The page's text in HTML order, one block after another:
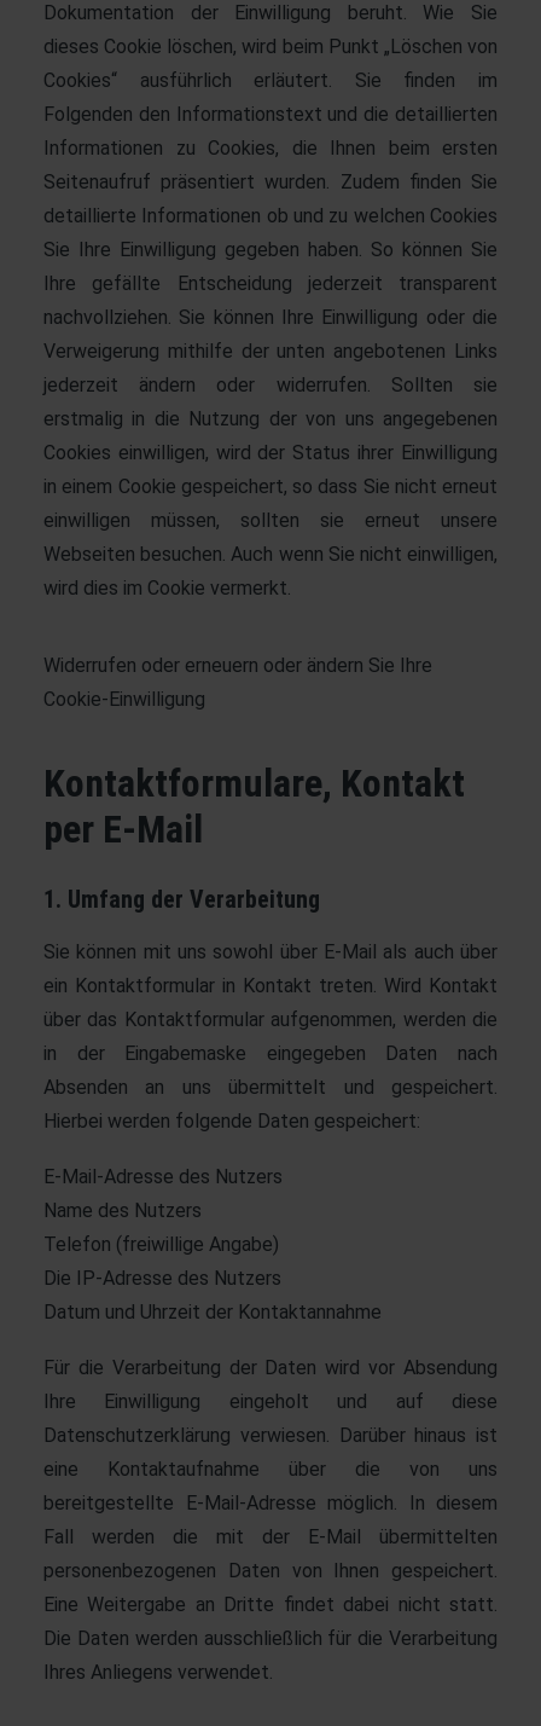
Dokumentation der Einwilligung beruht. Wie Sie
dieses Cookie löschen, wird beim Punkt „Löschen von
Cookies“ ausführlich erläutert. Sie finden im
Folgenden den Informationstext und die detaillierten
Informationen zu Cookies, die Ihnen beim ersten
Seitenaufruf präsentiert wurden. Zudem finden Sie
detaillierte Informationen ob und zu welchen Cookies
Sie Ihre Einwilligung gegeben haben. So können Sie
Ihre gefällte Entscheidung jederzeit transparent
nachvollziehen. Sie können Ihre Einwilligung oder die
Verweigerung mithilfe der unten angebotenen Links
jederzeit ändern oder widerrufen. Sollten sie
erstmalig in die Nutzung der von uns angegebenen
Cookies einwilligen, wird der Status ihrer Einwilligung
in einem Cookie gespeichert, so dass Sie nicht erneut
einwilligen müssen, sollten sie erneut unsere
Webseiten besuchen. Auch wenn Sie nicht einwilligen,
wird dies im Cookie vermerkt.
Widerrufen oder erneuern oder ändern Sie Ihre
Cookie-Einwilligung
Kontaktformulare, Kontakt
per E-Mail
1. Umfang der Verarbeitung
Sie können mit uns sowohl über E-Mail als auch über
ein Kontaktformular in Kontakt treten. Wird Kontakt
über das Kontaktformular aufgenommen, werden die
in der Eingabemaske eingegeben Daten nach
Absenden an uns übermittelt und gespeichert.
Hierbei werden folgende Daten gespeichert:
E-Mail-Adresse des Nutzers
Name des Nutzers
Telefon (freiwillige Angabe)
Die IP-Adresse des Nutzers
Datum und Uhrzeit der Kontaktannahme
Für die Verarbeitung der Daten wird vor Absendung
Ihre Einwilligung eingeholt und auf diese
Datenschutzerklärung verwiesen. Darüber hinaus ist
eine Kontaktaufnahme über die von uns
bereitgestellte E-Mail-Adresse möglich. In diesem
Fall werden die mit der E-Mail übermittelten
personenbezogenen Daten von Ihnen gespeichert.
Eine Weitergabe an Dritte findet dabei nicht statt.
Die Daten werden ausschließlich für die Verarbeitung
Ihres Anliegens verwendet.